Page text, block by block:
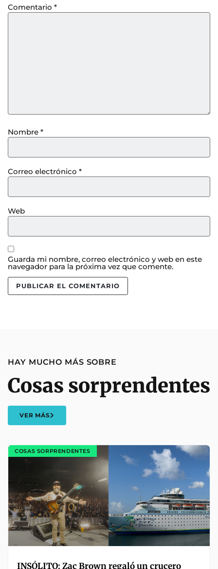
Comentario *
Nombre *
Correo electrónico *
Web
Guarda mi nombre, correo electrónico y web en este
navegador para la próxima vez que comente.
HAY MUCHO MÁS SOBRE
Cosas sorprendentes
VER MÁS
COSAS SORPRENDENTES
INSÓLITO: Zac Brown regaló un crucero